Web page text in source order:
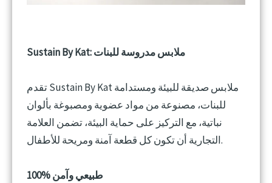
Sustain By Kat: ملابس مدروسة للبنات
تقدم Sustain By Kat ملابس صديقة للبيئة ومستدامة
للبنات، مصنوعة من مواد عضوية ومصبوغة بألوان
نباتية، مع التركيز على حماية البيئة، تضمن العلامة
التجارية أن تكون كل قطعة آمنة ومريحة للأطفال.
100% طبيعي وآمن